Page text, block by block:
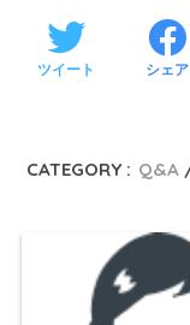
ツイート シェア
CATEGORY : Q&A